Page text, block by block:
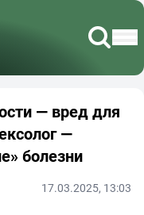
— вред для
—
болезни
17.03.2025, 13:03